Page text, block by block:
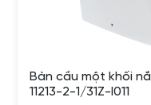
Bàn cầu một khối
11213-2-1/31Z-I011